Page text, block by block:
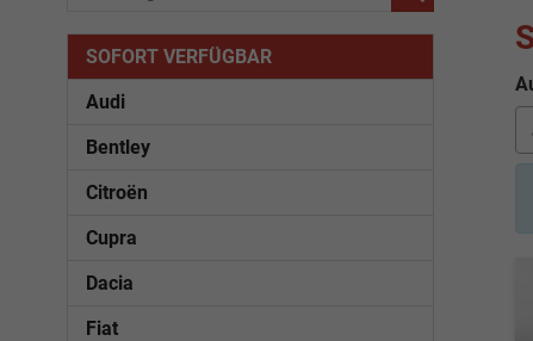
SOFORT VERFÜGBAR
Audi
Bentley
Citroën
Cupra
Dacia
Fiat